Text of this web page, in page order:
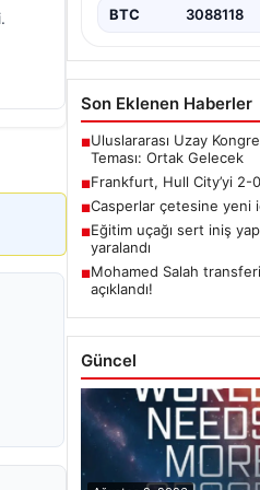
BTC 3088118
Son Eklenen Haberler
■Uluslararası Uzay
Teması: Ortak Gelecek
■Frankfurt, Hull City’yi 2-
■Casperlar çetesine yeni
■Eğitim uçağı sert iniş
yaralandı
■Mohamed Salah
açıklandı!
Güncel